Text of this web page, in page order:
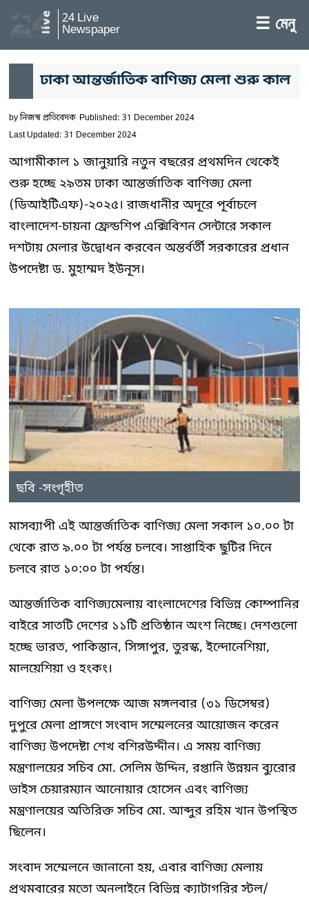
24 Live
Newspaper ☰ মেনু
ঢাকা আন্তর্জাতিক বাণিজ্য মেলা শুরু কাল
byনিজস্ব প্রতিবেদক Published: 31 December 2024
Last Updated: 31 December 2024
আগামীকাল ১ জানুয়ারি নতুন বছরের প্রথমদিন থেকেই
শুরু হচ্ছে ২৯তম ঢাকা আন্তর্জাতিক বাণিজ্য মেলা
(ডিআইটিএফ)-২০২৫। রাজধানীর অদূরে পূর্বাচলে
বাংলাদেশ-চায়না ফ্রেন্ডশিপ এক্সিবিশন সেন্টারে সকাল
দশটায় মেলার উদ্বোধন করবেন অন্তর্বর্তী সরকারের প্রধান
উপদেষ্টা ড. মুহাম্মদ ইউনূস।
ছবি -সংগৃহীত
মাসব্যাপী এই আন্তর্জাতিক বাণিজ্য মেলা সকাল ১০.০০ টা
থেকে রাত ৯.০০ টা পর্যন্ত চলবে। সাপ্তাহিক ছুটির দিনে
চলবে রাত ১০:০০ টা পর্যন্ত।
আন্তর্জাতিক বাণিজ্যমেলায় বাংলাদেশের বিভিন্ন কোম্পানির
বাইরে সাতটি দেশের ১১টি প্রতিষ্ঠান অংশ নিচ্ছে। দেশগুলো
হচ্ছে ভারত, পাকিস্তান, সিঙ্গাপুর, তুরস্ক, ইন্দোনেশিয়া,
মালয়েশিয়া ও হংকং।
বাণিজ্য মেলা উপলক্ষে আজ মঙ্গলবার (৩১ ডিসেম্বর)
দুপুরে মেলা প্রাঙ্গণে সংবাদ সম্মেলনের আয়োজন করেন
বাণিজ্য উপদেষ্টা শেখ বশিরউদ্দীন। এ সময় বাণিজ্য
মন্ত্রণালয়ের সচিব মো. সেলিম উদ্দিন, রপ্তানি উন্নয়ন ব্যুরোর
ভাইস চেয়ারম্যান আনোয়ার হোসেন এবং বাণিজ্য
মন্ত্রণালয়ের অতিরিক্ত সচিব মো. আব্দুর রহিম খান উপস্থিত
ছিলেন।
সংবাদ সম্মেলনে জানানো হয়, এবার বাণিজ্য মেলায়
প্রথমবারের মতো অনলাইনে বিভিন্ন ক্যাটাগরির স্টল/